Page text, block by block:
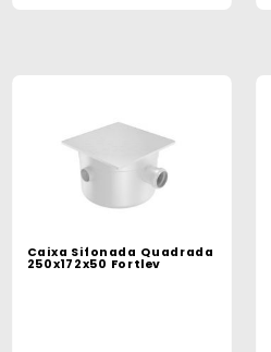
Caixa Sifonada Quadrada
250x172x50 Fortlev